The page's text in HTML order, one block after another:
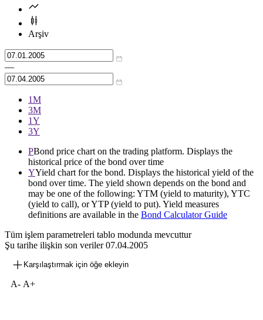
Arşiv
—
1М
3М
1Y
3Y
PBond price chart on the trading platform. Displays the
historical price of the bond over time
YYield chart for the bond. Displays the historical yield of the
bond over time. The yield shown depends on the bond and
may be one of the following: YTM (yield to maturity), YTC
(yield to call), or YTP (yield to put). Yield measures
definitions are available in the Bond Calculator Guide
Tüm işlem parametreleri tablo modunda mevcuttur
Şu tarihe ilişkin son veriler07.04.2005
Karşılaştırmak için öğe ekleyin